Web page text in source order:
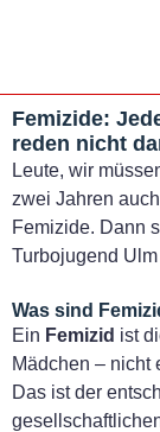
Femizide:
reden nicht
Leute, wir
zwei Jahren
Femizide. Dann
Turbojugend
Was sind
Ein Femizid ist
Mädchen – nicht
Das ist der